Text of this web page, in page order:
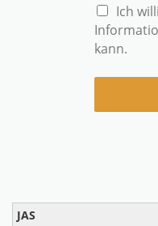
Ich
kann.
JAS